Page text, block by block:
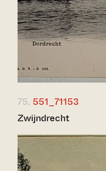
75. 551_71153
Zwijndrecht